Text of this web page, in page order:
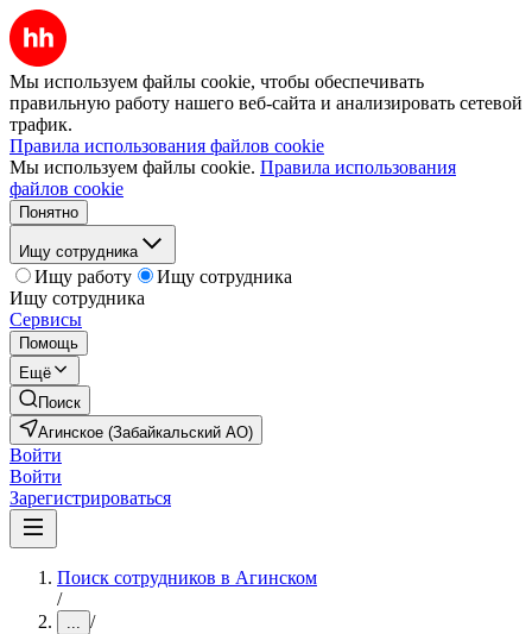
Мы используем файлы cookie, чтобы обеспечивать
правильную работу нашего веб-сайта и анализировать сетевой
трафик.
Правила использования файлов cookie
Мы используем файлы cookie. Правила использования
файлов cookie
Понятно
Ищу сотрудника
Ищу работу
Ищу сотрудника
Ищу сотрудника
Сервисы
Помощь
Ещё
Поиск
Агинское (Забайкальский АО)
Войти
Войти
Зарегистрироваться
Поиск сотрудников в Агинском
/
... /